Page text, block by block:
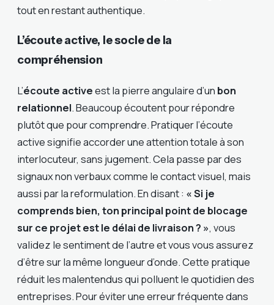
tout en restant authentique.
L’écoute active, le socle de la
compréhension
L’écoute activeest la pierre angulaire d’un bon
relationnel. Beaucoup écoutent pour répondre
plutôt que pour comprendre. Pratiquer l’écoute
active signifie accorder une attention totale à son
interlocuteur, sans jugement. Cela passe par des
signaux non verbaux comme le contact visuel, mais
aussi par la reformulation. En disant : « Si je
comprends bien, ton principal point de blocage
sur ce projet est le délai de livraison ? », vous
validez le sentiment de l’autre et vous vous assurez
d’être sur la même longueur d’onde. Cette pratique
réduit les malentendus qui polluent le quotidien des
entreprises. Pour éviter une erreur fréquente dans